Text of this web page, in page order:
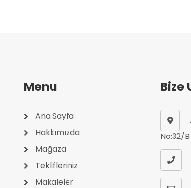
Menu
Ana Sayfa
Hakkımızda
Mağaza
Teklifleriniz
Makaleler
Bize
No:32/